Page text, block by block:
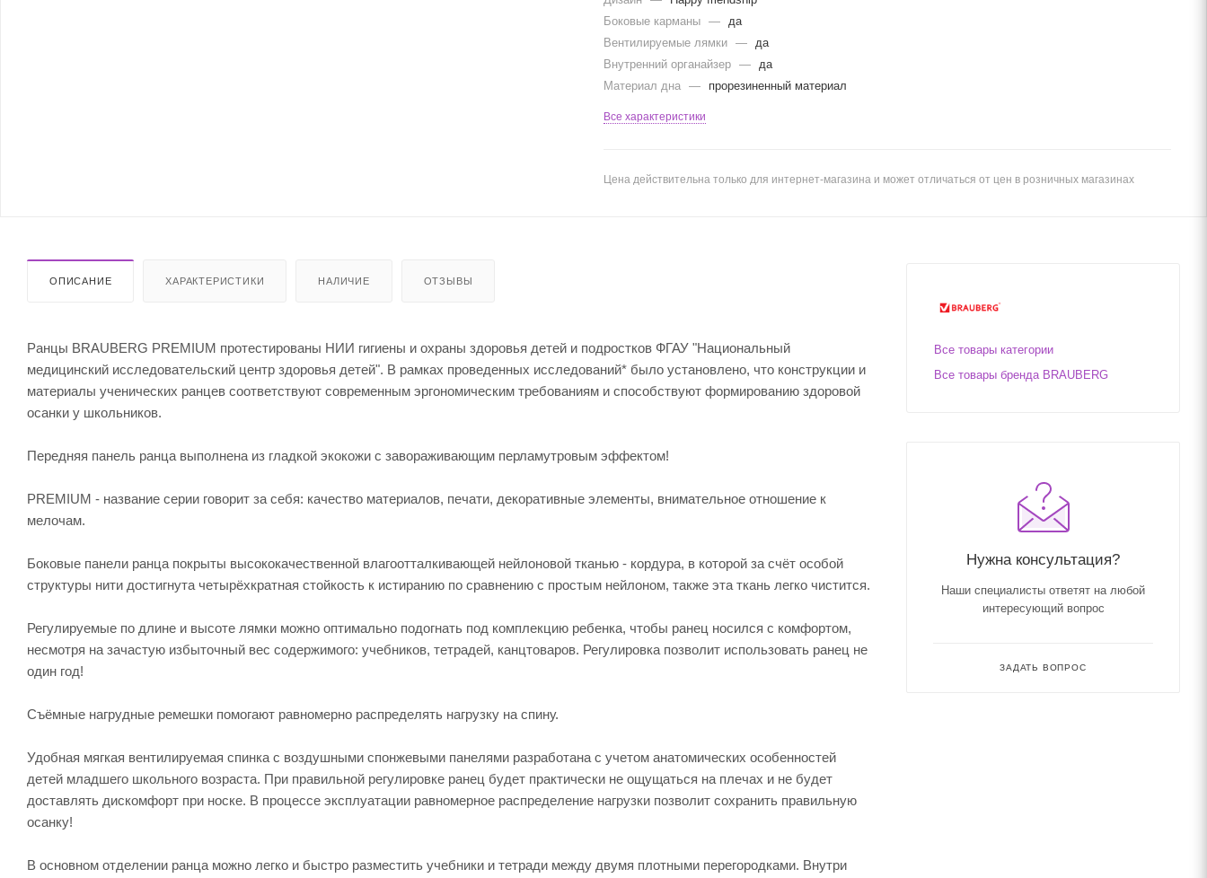
Боковые карманы —
да
Вентилируемые лямки —
да
Внутренний органайзер —
да
Материал дна — прорезиненный материал
Все характеристики
Цена действительна только для интернет-магазина и может отличаться от цен в розничных магазинах
ОПИСАНИЕ ХАРАКТЕРИСТИКИ НАЛИЧИЕ ОТЗЫВЫ
Ранцы BRAUBERG PREMIUM протестированы НИИ гигиены и охраны здоровья детей и подростков ФГАУ "Национальный
медицинский исследовательский центр здоровья детей". В рамках проведенных исследований* было установлено, что конструкции и
материалы ученических ранцев соответствуют современным эргономическим требованиям и способствуют формированию здоровой
осанки у школьников.
Передняя панель ранца выполнена из гладкой экокожи с завораживающим перламутровым эффектом!
PREMIUM - название серии говорит за себя: качество материалов, печати, декоративные элементы, внимательное отношение к
мелочам.
Боковые панели ранца покрыты высококачественной влагоотталкивающей нейлоновой тканью - кордура, в которой за счёт особой
структуры нити достигнута четырёхкратная стойкость к истиранию по сравнению с простым нейлоном, также эта ткань легко чистится.
Регулируемые по длине и высоте лямки можно оптимально подогнать под комплекцию ребенка, чтобы ранец носился с комфортом,
несмотря на зачастую избыточный вес содержимого: учебников, тетрадей, канцтоваров. Регулировка позволит использовать ранец не
один год!
Съёмные нагрудные ремешки помогают равномерно распределять нагрузку на спину.
Удобная мягкая вентилируемая спинка с воздушными спонжевыми панелями разработана с учетом анатомических особенностей
детей младшего школьного возраста. При правильной регулировке ранец будет практически не ощущаться на плечах и не будет
доставлять дискомфорт при носке. В процессе эксплуатации равномерное распределение нагрузки позволит сохранить правильную
осанку!
В основном отделении ранца можно легко и быстро разместить учебники и тетради между двумя плотными перегородками. Внутри
Все товары категории
Все товары бренда BRAUBERG
Нужна консультация?
Наши специалисты ответят на любой
интересующий вопрос
ЗАДАТЬ ВОПРОС